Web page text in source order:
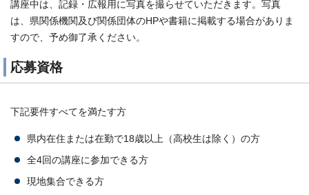
講座中は、記録・広報用に写真を撮らせていただきます。写真
は、県関係機関及び関係団体のHPや書籍に掲載する場合がありま
すので、予め御了承ください。
応募資格
下記要件すべてを満たす方
県内在住または在勤で18歳以上（高校生は除く）の方
全4回の講座に参加できる方
現地集合できる方